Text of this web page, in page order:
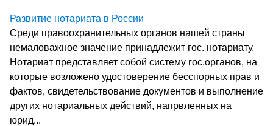
Развитие нотариата в России
Среди правоохранительных органов нашей страны
немаловажное значение принад­лежит гос. нотариату.
Нотариат представляет собой систему гос.органов, на
ко­торые возложено удостоверение бесспорных прав и
фактов, свидетельствование документов и выполнение
других нотариальных действий, напрвленных на
юрид...